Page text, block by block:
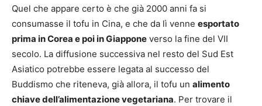
Quel che appare certo è che già 2000 anni fa si
consumasse il tofu in Cina, e che da lì venne esportato
prima in Corea e poi in Giappone verso la fine del VII
secolo. La diffusione successiva nel resto del Sud Est
Asiatico potrebbe essere legata al successo del
Buddismo che riteneva, già allora, il tofu un alimento
chiave dell’alimentazione vegetariana. Per trovare il